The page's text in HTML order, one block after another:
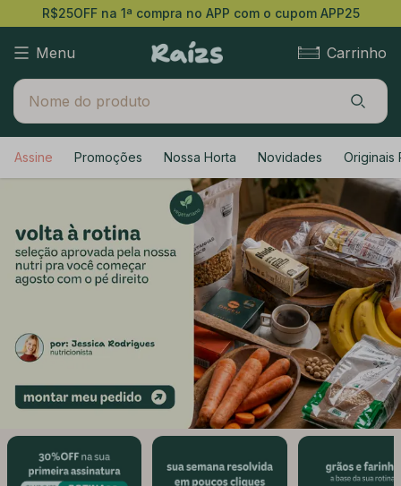
R$25OFF na 1ª compra no APP com o cupom APP25
Menu Carrinho
Assine Promoções Nossa Horta Novidades Originais